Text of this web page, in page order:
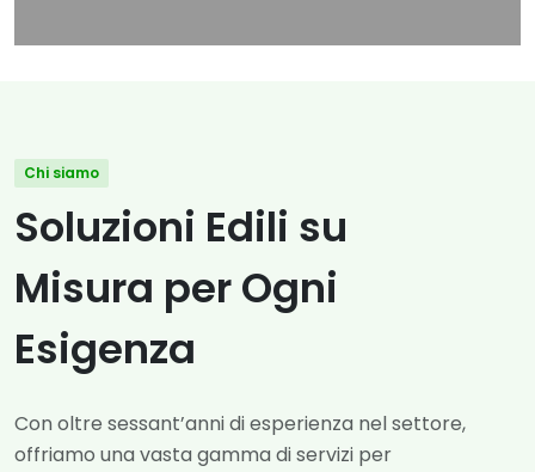
Chi siamo
Soluzioni Edili su
Misura per Ogni
Esigenza
Con oltre sessant’anni di esperienza nel settore,
offriamo una vasta gamma di servizi per